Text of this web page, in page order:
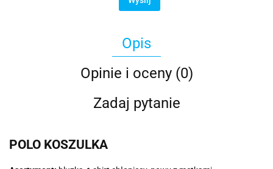
Opis
Opinie i oceny (0)
Zadaj pytanie
POLO KOSZULKA